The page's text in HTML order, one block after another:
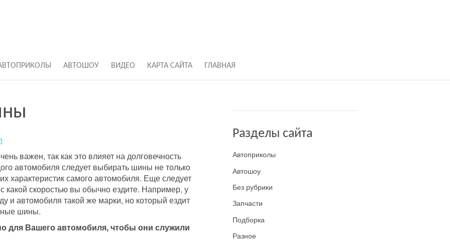
АВТОШОУ ВИДЕО КАРТА САЙТА ГЛАВНАЯ
важен, так как это влияет на долговечность
автомобиля следует выбирать шины не только
характеристик самого автомобиля. Еще следует
какой скоростью вы обычно ездите. Например, у
и автомобиля такой же марки, но который ездит
шины.
для Вашего автомобиля, чтобы они служили
Разделы сайта
Автоприколы
Автошоу
Без рубрики
Запчасти
Подборка
Разное